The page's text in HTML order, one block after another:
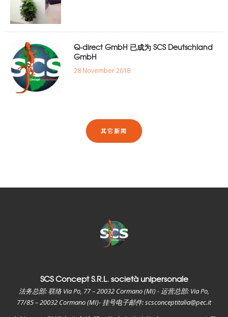
Q-direct GmbH 已成为 SCS Deutschland
GmbH
28 November 2018
其它新闻
SCS Concept S.R.L. società unipersonale
法务总部: 联络 Via Po, 77 – 20032 Cormano (MI) - 运营总部: Via Po,
77/85 – 20032 Cormano (MI)- 挂号电子邮件: scsconceptitalia@pec.it